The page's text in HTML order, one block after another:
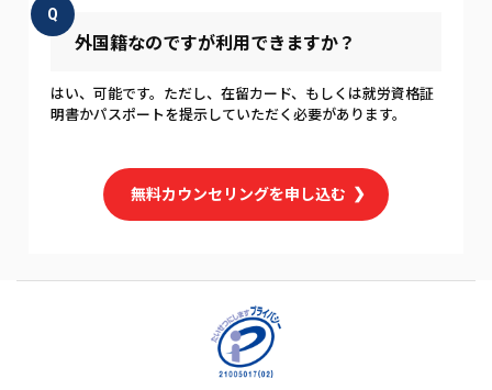
Q
外国籍なのですが利用できますか？
はい、可能です。ただし、在留カード、もしくは就労資格証
明書かパスポートを提示していただく必要があります。
無料カウンセリングを申し込む